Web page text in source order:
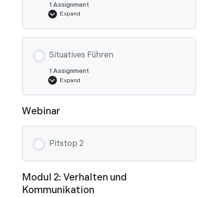
1 Assignment
Expand
Kernaufgaben
modernen
Führung
Situatives Führen
1 Assignment
Expand
Situatives
Webinar
Pitstop 2
Modul 2: Verhalten und
Kommunikation